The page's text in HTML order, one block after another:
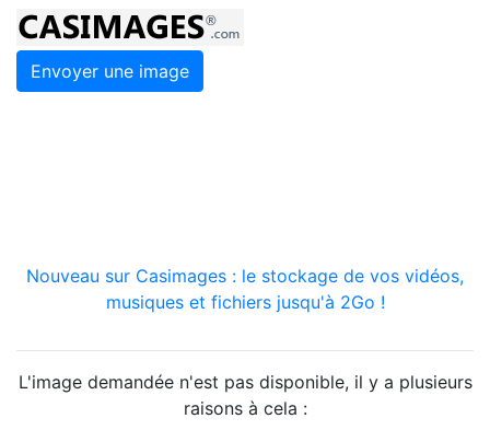
Envoyer une image
Nouveau sur Casimages : le stockage de vos vidéos,
musiques et fichiers jusqu'à 2Go !
L'image demandée n'est pas disponible, il y a plusieurs
raisons à cela :